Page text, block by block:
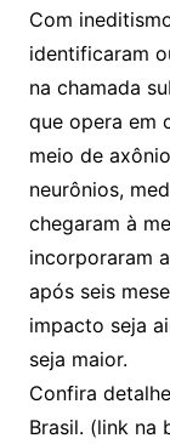
Com
identificaram
na chamada
que opera em
meio de
neurônios,
chegaram à
incorporaram
após seis
impacto seja
seja maior.
Confira
Brasil. (link na